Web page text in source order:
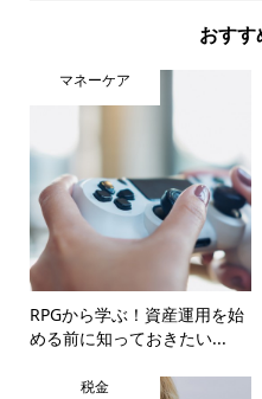
おす
マネーケア
RPGから学ぶ！資産運用を始
める前に知っておきたい...
税金